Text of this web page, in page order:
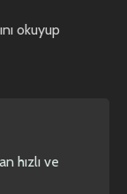
okuyup
hızlı ve